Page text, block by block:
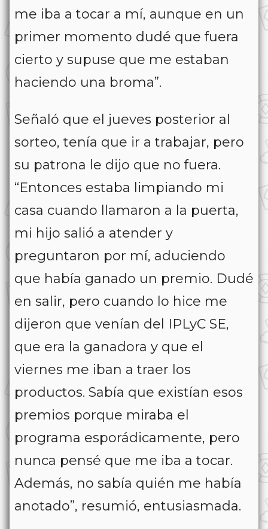
me iba a tocar a mí, aunque en un
primer momento dudé que fuera
cierto y supuse que me estaban
haciendo una broma”.
Señaló que el jueves posterior al
sorteo, tenía que ir a trabajar, pero
su patrona le dijo que no fuera.
“Entonces estaba limpiando mi
casa cuando llamaron a la puerta,
mi hijo salió a atender y
preguntaron por mí, aduciendo
que había ganado un premio. Dudé
en salir, pero cuando lo hice me
dijeron que venían del IPLyC SE,
que era la ganadora y que el
viernes me iban a traer los
productos. Sabía que existían esos
premios porque miraba el
programa esporádicamente, pero
nunca pensé que me iba a tocar.
Además, no sabía quién me había
anotado”, resumió, entusiasmada.